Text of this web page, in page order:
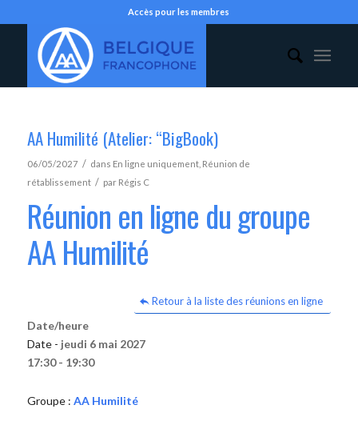
Accès pour les membres
AA Humilité (Atelier: “BigBook)
06/05/2027 / dans En ligne uniquement, Réunion de
rétablissement / par Régis C
Réunion en ligne du groupe
AA Humilité
Retour à la liste des réunions en ligne
Date/heure
Date - jeudi 6 mai 2027
17:30 - 19:30
Groupe : AA Humilité